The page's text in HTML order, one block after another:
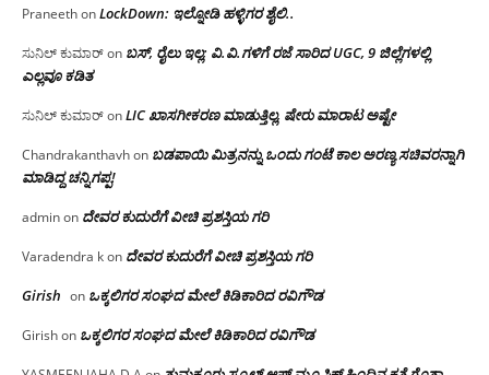
PraneethonLockDown: ಇಲ್ನೋಡಿ ಹಳ್ಳಿಗರ ಶೈಲಿ..
ಸುನಿಲ್ ಕುಮಾರ್on ಬಸ್, ರೈಲು ಇಲ್ಲ; ವಿ.ವಿ.ಗಳಿಗೆ ರಜೆ ಸಾರಿದ UGC, 9 ಜಿಲ್ಲೆಗಳಲ್ಲಿ
ಎಲ್ಲವೂ ಕಡಿತ
ಸುನಿಲ್ ಕುಮಾರ್onLIC ಖಾಸಗೀಕರಣ ಮಾಡುತ್ತಿಲ್ಲ, ಷೇರು ಮಾರಾಟ ಅಷ್ಟೇ
Chandrakanthavhon ಬಡಪಾಯಿ ಮಿತ್ರನನ್ನು ಒಂದು ಗಂಟೆ ಕಾಲ ಅರಣ್ಯ ಸಚಿವರನ್ನಾಗಿ
ಮಾಡಿದ್ದ ಚನ್ನಿಗಪ್ಪ!
adminon ದೇವರ ಕುದುರೆಗೆ ವೀಚಿ ಪ್ರಶಸ್ತಿಯ ಗರಿ
Varadendra kon ದೇವರ ಕುದುರೆಗೆ ವೀಚಿ ಪ್ರಶಸ್ತಿಯ ಗರಿ
Girish on ಒಕ್ಕಲಿಗರ ಸಂಘದ ಮೇಲೆ ಕಿಡಿಕಾರಿದ ರವಿಗೌಡ
Girishon ಒಕ್ಕಲಿಗರ ಸಂಘದ ಮೇಲೆ ಕಿಡಿಕಾರಿದ ರವಿಗೌಡ